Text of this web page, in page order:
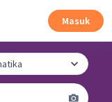
Masuk